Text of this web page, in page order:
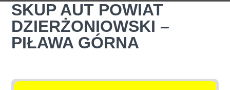
SKUP AUT POWIAT
DZIERŻONIOWSKI –
PIŁAWA GÓRNA